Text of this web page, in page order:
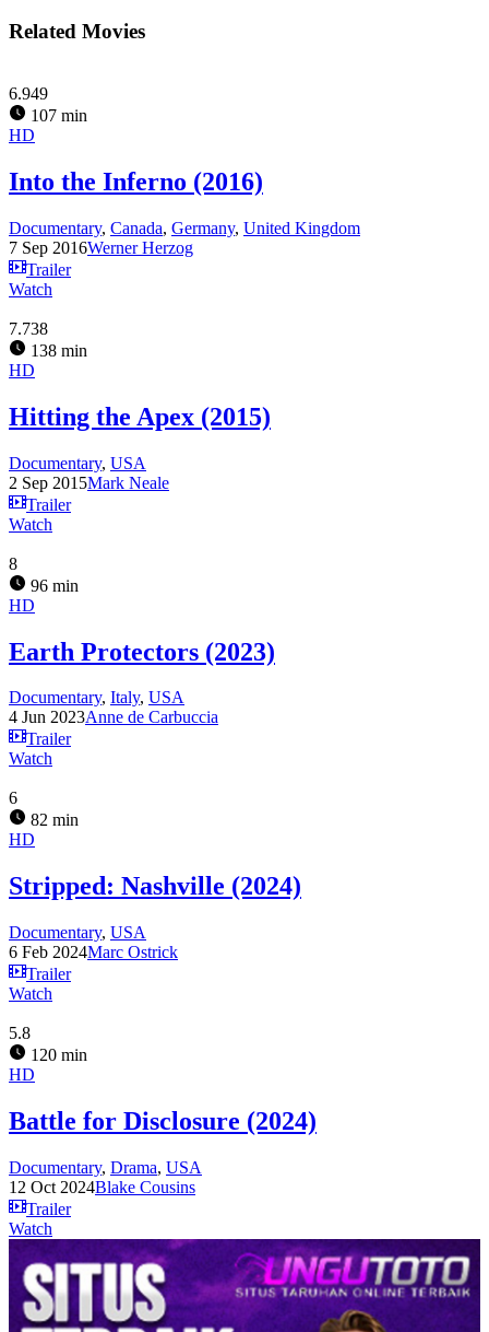
Related Movies
6.949
107 min
HD
Into the Inferno (2016)
Documentary, Canada, Germany, United Kingdom
7 Sep 2016Werner Herzog
Trailer
Watch
7.738
138 min
HD
Hitting the Apex (2015)
Documentary, USA
2 Sep 2015Mark Neale
Trailer
Watch
8
96 min
HD
Earth Protectors (2023)
Documentary, Italy, USA
4 Jun 2023Anne de Carbuccia
Trailer
Watch
6
82 min
HD
Stripped: Nashville (2024)
Documentary, USA
6 Feb 2024Marc Ostrick
Trailer
Watch
5.8
120 min
HD
Battle for Disclosure (2024)
Documentary, Drama, USA
12 Oct 2024Blake Cousins
Trailer
Watch